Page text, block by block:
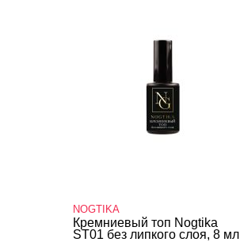
NOGTIKA
Кремниевый топ Nogtika
ST01 без липкого слоя, 8 мл